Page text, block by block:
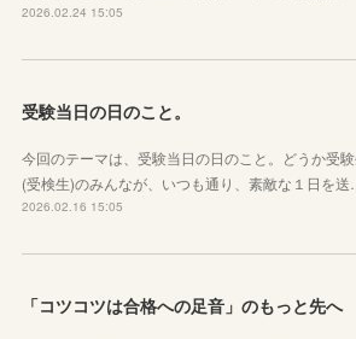
2026.02.24 15:05
受験当日の日のこと。
今回のテーマは、受験当日の日のこと。どうか受
(受検生)のみんなが、いつも通り、素敵な１日を送…
2026.02.16 15:05
「コツコツは合格への足音」のもっと先へ